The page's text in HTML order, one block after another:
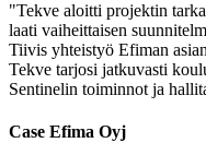
"Tekve aloitti projektin
laati vaiheittaisen
Tiivis yhteistyö Efiman
Tekve tarjosi jatkuvasti
Sentinelin toiminnot ja
Case Efima Oyj